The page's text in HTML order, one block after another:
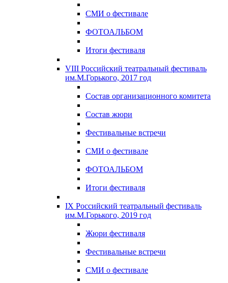
СМИ о фестивале
ФОТОАЛЬБОМ
Итоги фестиваля
VIII Российский театральный фестиваль
им.М.Горького, 2017 год
Состав организационного комитета
Состав жюри
Фестивальные встречи
СМИ о фестивале
ФОТОАЛЬБОМ
Итоги фестиваля
IX Российский театральный фестиваль
им.М.Горького, 2019 год
Жюри фестиваля
Фестивальные встречи
СМИ о фестивале